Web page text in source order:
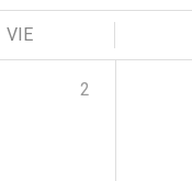
VIE
2